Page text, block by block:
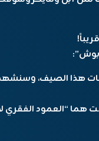
هما “العمود